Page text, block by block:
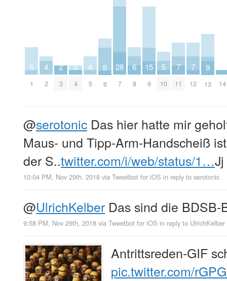
6
1
4
2
2
3
2
4
4
5
8
6
28
7
6
8
15
9
5
10
7
11
7
12
9
13 14
@serotonic Das hier hatte mir
Maus- und Tipp-Arm-Handscheiß
der S..twitter.com/i/web/status/1…Jj
10:04 PM, Nov 29th, 2018 via Tweetbot for iΟS in reply to serotonic
@UlrichKelber Das sind die BDSB-
9:58 PM, Nov 29th, 2018 via Tweetbot for iΟS in reply to UlrichKelber
Antrittsreden-GIF
pic.twitter.com/